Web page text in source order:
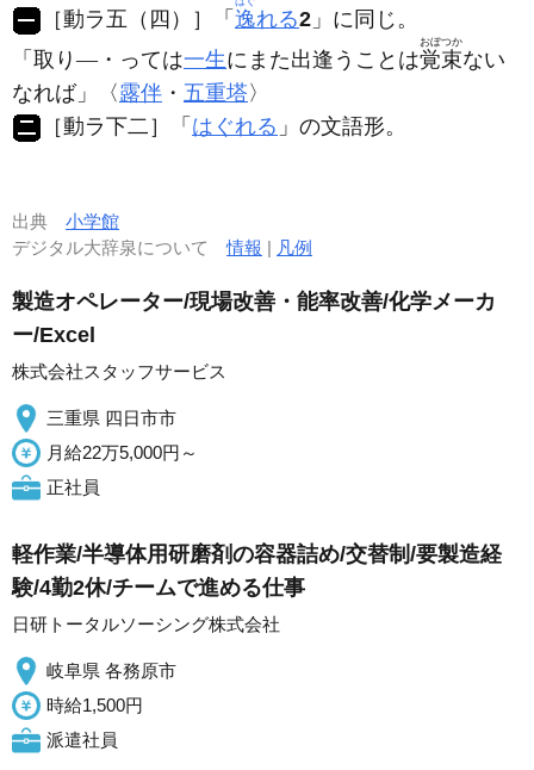
［動ラ五（四）］ 「 逸れる2 」に同じ。
「取り―・っては一生にまた出逢うことは覚束
おぼつか
ない
なれば」〈露伴 ・ 五重塔〉
［動ラ下二］
「 はぐれる 」の文語形。
出典 小学館
デジタル大辞泉について情報 | 凡例
製造オペレーター/現場改善・能率改善/化学メーカ
ー/Excel
株式会社スタッフサービス
三重県 四日市市
月給22万5,000円～
正社員
軽作業/半導体用研磨剤の容器詰め/交替制/要製造経
験/4勤2休/チームで進める仕事
日研トータルソーシング株式会社
岐阜県 各務原市
時給1,500円
派遣社員